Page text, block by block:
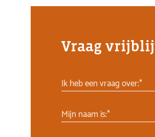
Vraag
Ik heb een vraag over:*
Mijn naam is:*